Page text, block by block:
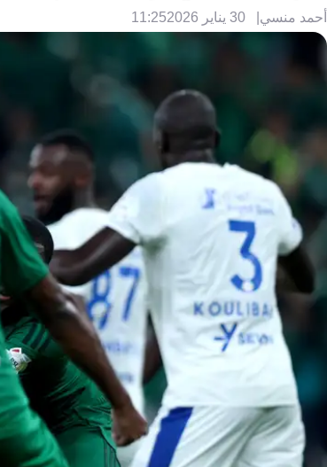
أحمد منسي 30 يناير 2026 11:25